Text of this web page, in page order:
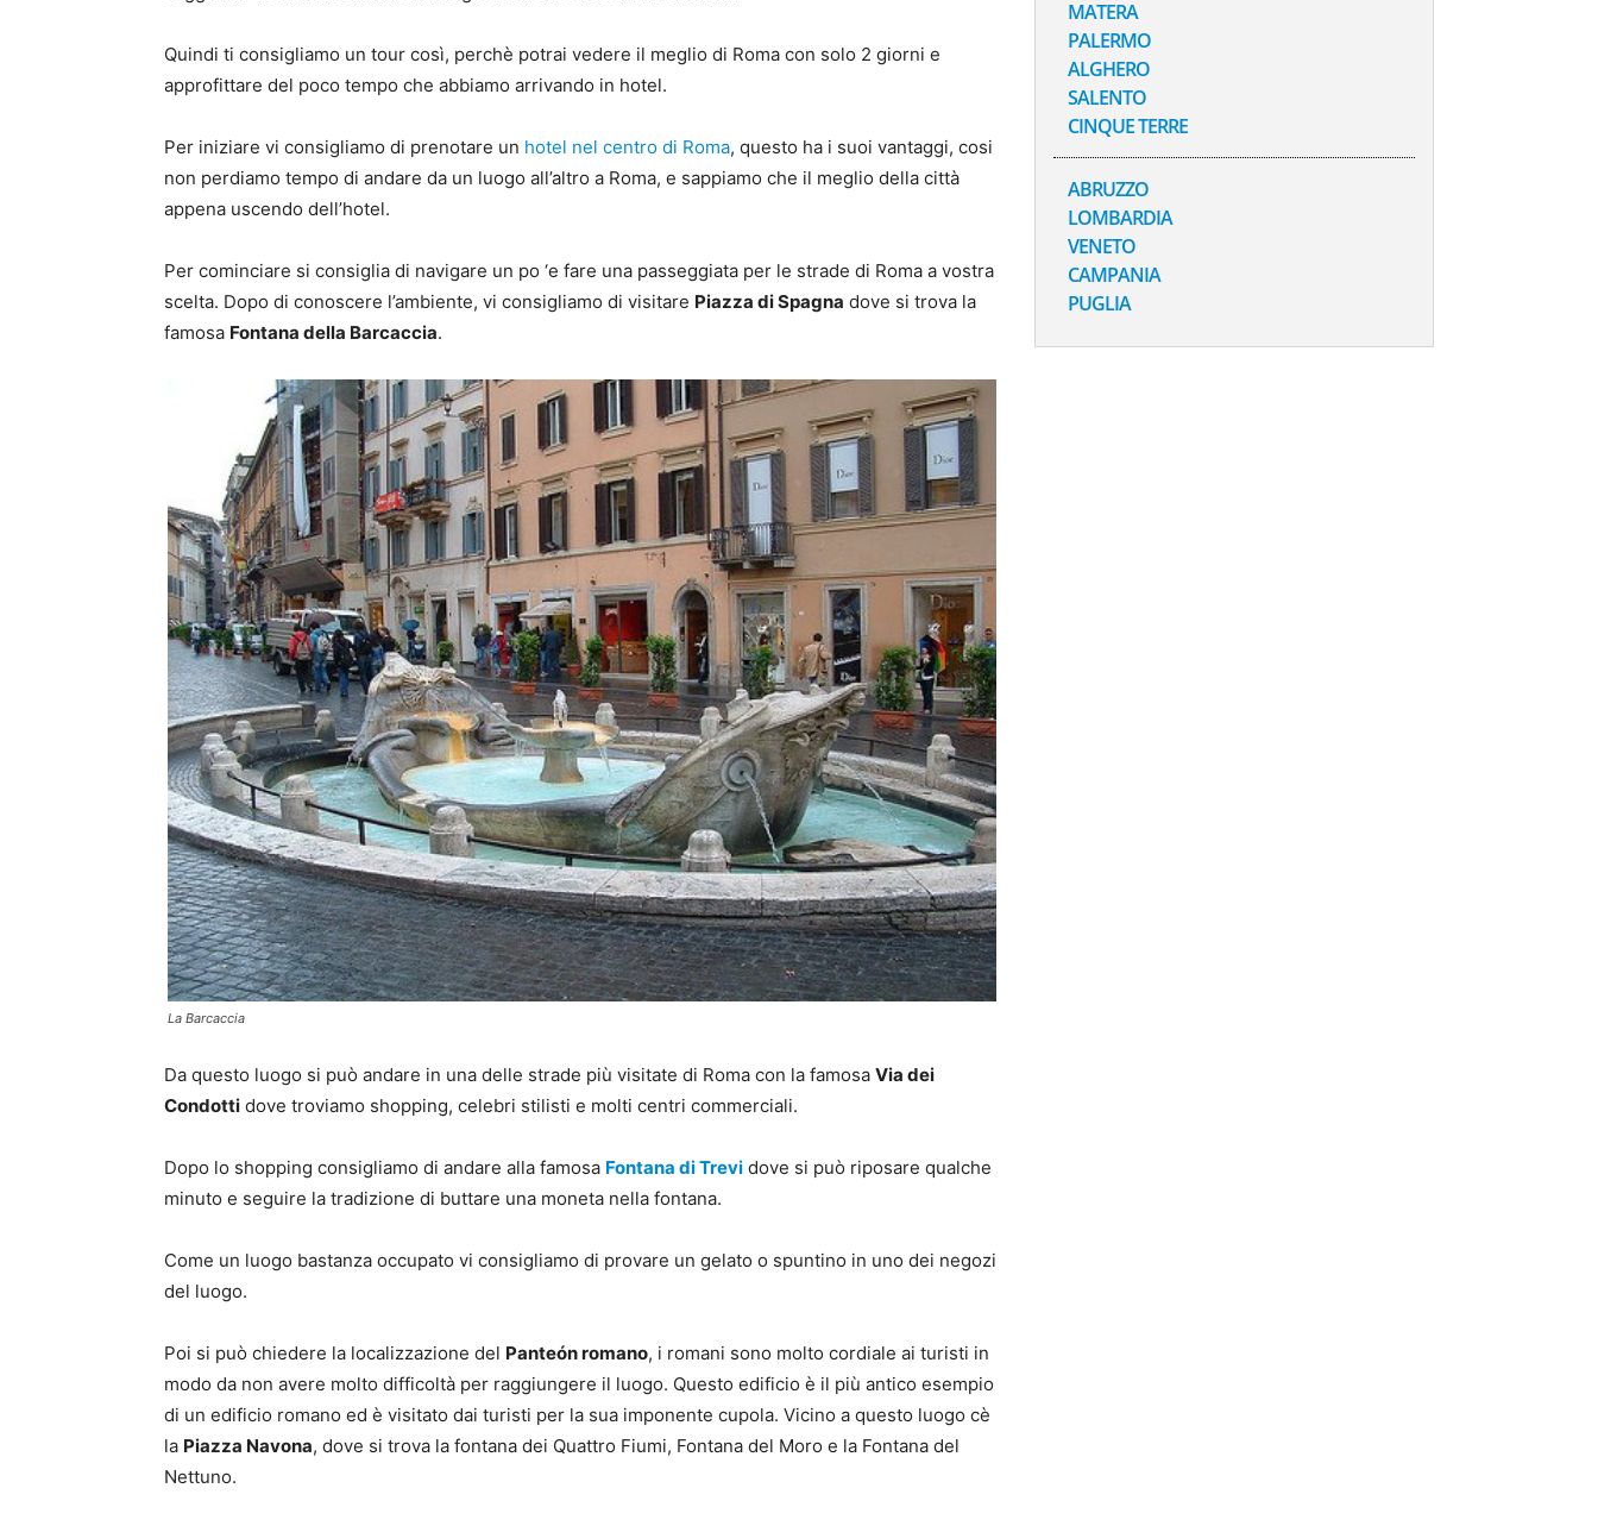
Quindi ti consigliamo un tour così, perchè potrai vedere il meglio di Roma con solo 2 giorni e
approfittare del poco tempo che abbiamo arrivando in hotel.
Per iniziare vi consigliamo di prenotare un hotel nel centro di Roma, questo ha i suoi vantaggi, cosi
non perdiamo tempo di andare da un luogo all’altro a Roma, e sappiamo che il meglio della città
appena uscendo dell’hotel.
Per cominciare si consiglia di navigare un po ‘e fare una passeggiata per le strade di Roma a vostra
scelta. Dopo di conoscere l’ambiente, vi consigliamo di visitare Piazza di Spagna dove si trova la
famosa Fontana della Barcaccia.
La Barcaccia
Da questo luogo si può andare in una delle strade più visitate di Roma con la famosa Via dei
Condotti dove troviamo shopping, celebri stilisti e molti centri commerciali.
Dopo lo shopping consigliamo di andare alla famosa Fontana di Trevi dove si può riposare qualche
minuto e seguire la tradizione di buttare una moneta nella fontana.
Come un luogo bastanza occupato vi consigliamo di provare un gelato o spuntino in uno dei negozi
del luogo.
Poi si può chiedere la localizzazione del Panteón romano, i romani sono molto cordiale ai turisti in
modo da non avere molto difficoltà per raggiungere il luogo. Questo edificio è il più antico esempio
di un edificio romano ed è visitato dai turisti per la sua imponente cupola. Vicino a questo luogo cè
la Piazza Navona, dove si trova la fontana dei Quattro Fiumi, Fontana del Moro e la Fontana del
Nettuno.
MATERA
PALERMO
ALGHERO
SALENTO
CINQUE TERRE
ABRUZZO
LOMBARDIA
VENETO
CAMPANIA
PUGLIA